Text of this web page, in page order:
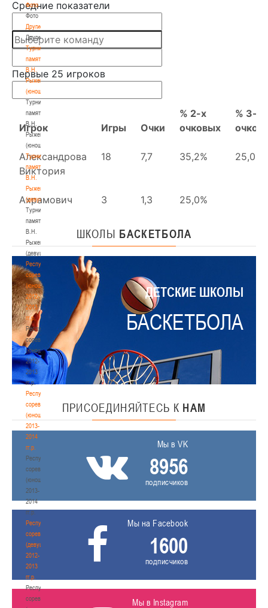
Фото
Фото
Другие
Другие
Турнир
памяти
В.Н.
Рыженкова
(юноши)
Турнир
памяти
В.Н.
Рыженкова
(юноши)
Турнир
памяти
В.Н.
Рыженкова
(девушки)
Турнир
памяти
В.Н.
Рыженкова
(девушки)
Республиканские
соревнования
(юноши)
2012-
2013
гг.р.
Республиканские
соревнования
(юноши)
2012-
2013
гг.р.
Республиканские
соревнования
(юноши)
2013-
2014
гг.р.
Республиканские
соревнования
(юноши)
2013-
2014
гг.р.
Республиканские
соревнования
(девушки)
2012-
2013
гг.р.
Республиканские
соревнования
ШКОЛЫ БАСКЕТБОЛА
ДЕТСКИЕ ШКОЛЫ
БАСКЕТБОЛА
ПРИСОЕДИНЯЙТЕСЬ К НАМ
Мы в VK
8956
подписчиков
Мы на Facebook
1600
подписчиков
Мы в Instagram